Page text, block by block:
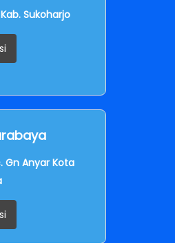
Sukoharjo
Gn Anyar Kota